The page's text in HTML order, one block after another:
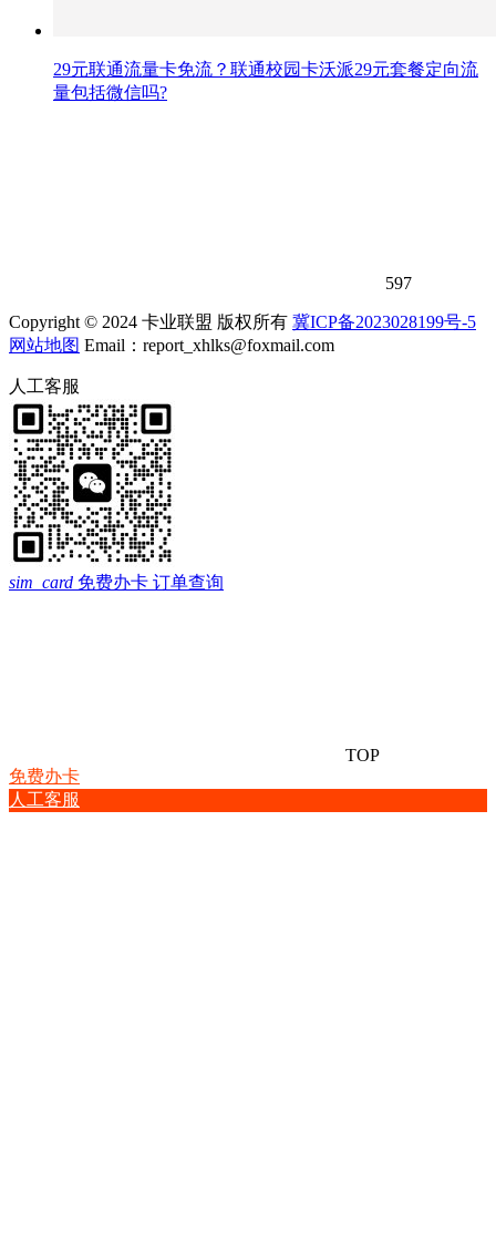
29元联通流量卡免流？联通校园卡沃派29元套餐定向流
量包括微信吗?
597
Copyright © 2024 卡业联盟 版权所有 冀ICP备2023028199号-5
网站地图 Email：report_xhlks@foxmail.com
人工客服
sim_card 免费办卡 订单查询
TOP
免费办卡
人工客服